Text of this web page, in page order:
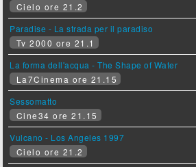
Cielo ore 21.2
Paradise - La strada per il paradiso
Tv 2000 ore 21.1
La forma dell'acqua - The Shape of Water
La7Cinema ore 21.15
Sessomatto
Cine34 ore 21.15
Vulcano - Los Angeles 1997
Cielo ore 21.2